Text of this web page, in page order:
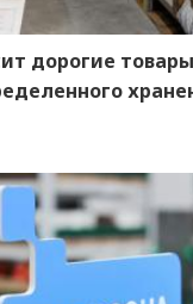
дорогие